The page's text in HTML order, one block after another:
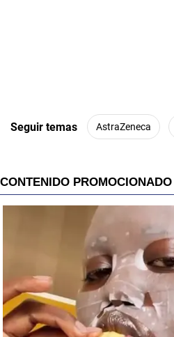
Seguir temas AstraZeneca